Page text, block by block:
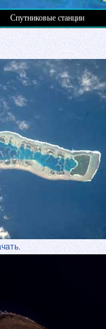
Спутниковые станции